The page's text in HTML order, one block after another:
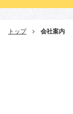
トップ 会社案内